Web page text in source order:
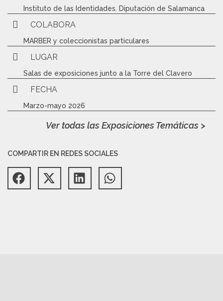
Instituto de las Identidades. Diputación de Salamanca
COLABORA
MARBER y coleccionistas particulares
LUGAR
Salas de exposiciones junto a la Torre del Clavero
FECHA
Marzo-mayo 2026
Ver todas las Exposiciones Temáticas >
COMPARTIR EN REDES SOCIALES